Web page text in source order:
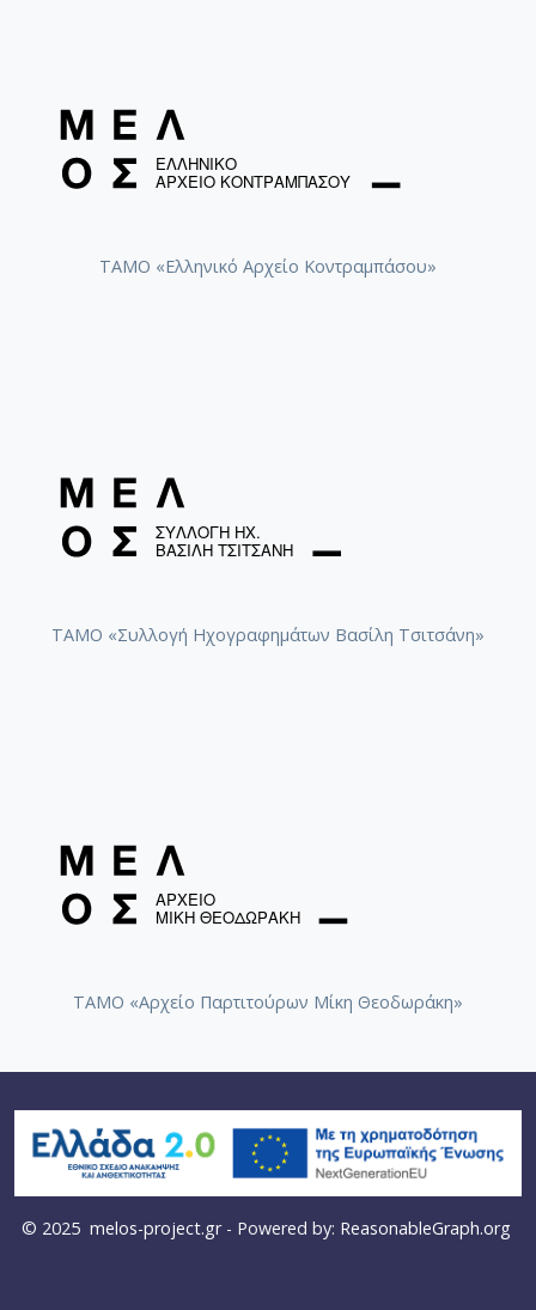
ΤΑΜΟ «Ελληνικό Αρχείο Κοντραμπάσου»
ΤΑΜΟ «Συλλογή Ηχογραφημάτων Βασίλη Τσιτσάνη»
ΤΑΜΟ «Αρχείο Παρτιτούρων Μίκη Θεοδωράκη»
© 2025 melos-project.gr- Powered by: ReasonableGraph.org